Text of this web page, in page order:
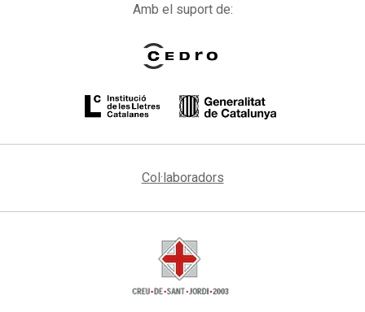
Amb el suport de:
Col·laboradors